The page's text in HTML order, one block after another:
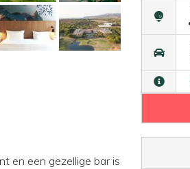
en een gezellige bar is